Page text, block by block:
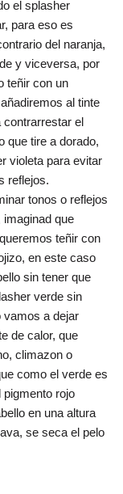
el splasher
para eso es
del naranja,
y viceversa, por
teñir con un
al tinte
contrarrestar el
que tire a dorado,
violeta para evitar
reflejos.
tonos o reflejos
imaginad que
teñir con
en este caso
sin tener que
verde sin
vamos a dejar
de calor, que
climazon o
como el verde es
pigmento rojo
en una altura
se seca el pelo